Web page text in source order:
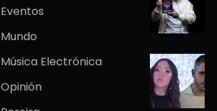
Eventos
Mundo
Música Electrónica
Opinión